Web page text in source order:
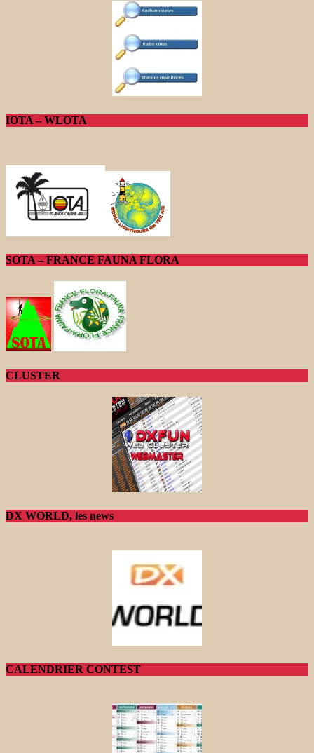
IOTA – WLOTA
SOTA – FRANCE FAUNA FLORA
CLUSTER
DX WORLD, les news
CALENDRIER CONTEST